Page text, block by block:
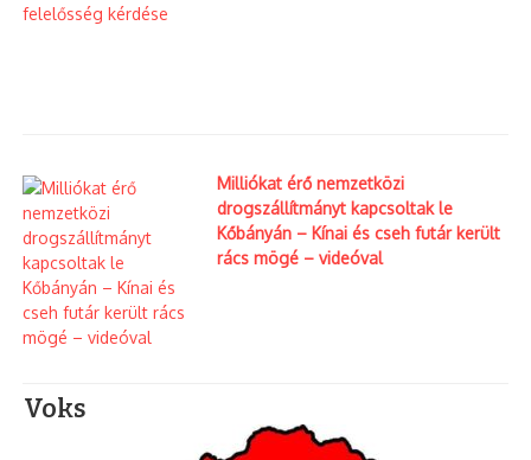
Milliókat érő nemzetközi
drogszállítmányt kapcsoltak le
Kőbányán – Kínai és cseh futár került
rács mögé – videóval
Voks